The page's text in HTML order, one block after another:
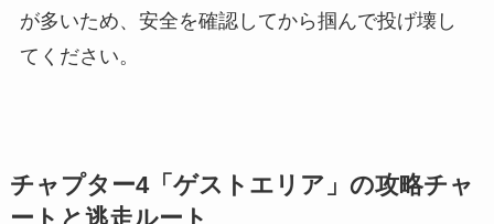
が多いため、安全を確認してから掴んで投げ壊し
てください。
チャプター4「ゲストエリア」の攻略チャ
ートと逃走ルート